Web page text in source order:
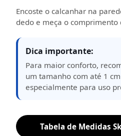
Encoste o calcanhar na
dedo e meça o
Dica importante:
Para maior conforto,
um tamanho com até 1
especialmente para uso
Tabela de Medidas